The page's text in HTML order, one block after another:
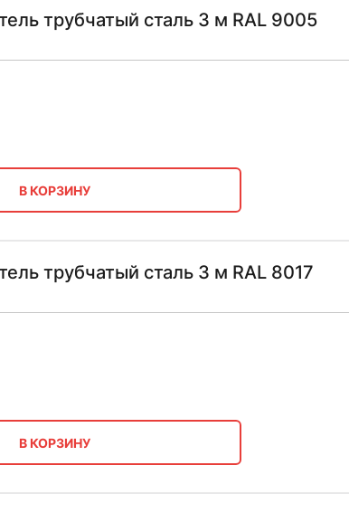
трубчатый сталь 3 м RAL 9005
В КОРЗИНУ
трубчатый сталь 3 м RAL 8017
В КОРЗИНУ